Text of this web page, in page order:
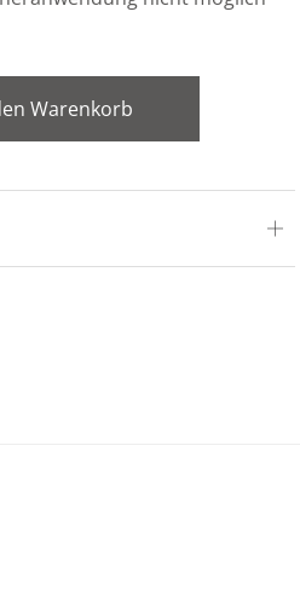
Warenkorb